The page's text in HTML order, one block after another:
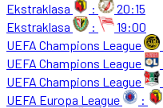
Ekstraklasa
:
20:15
Ekstraklasa
:
19:00
UEFA Champions League
UEFA Champions League
UEFA Champions League
UEFA Europa League
: